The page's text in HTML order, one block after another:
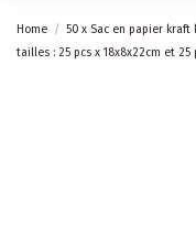
Home
50 x Sac en papier
tailles : 25 pcs x 18x8x22cm et 25